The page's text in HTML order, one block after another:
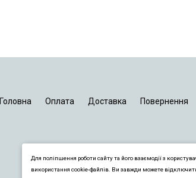
Головна Оплата Доставка Повернення
Для поліпшення роботи сайту та його взаємодії з
використання cookie-файлів. Ви завжди можете